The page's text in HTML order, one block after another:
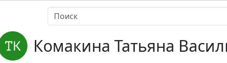
Комакина Татьяна